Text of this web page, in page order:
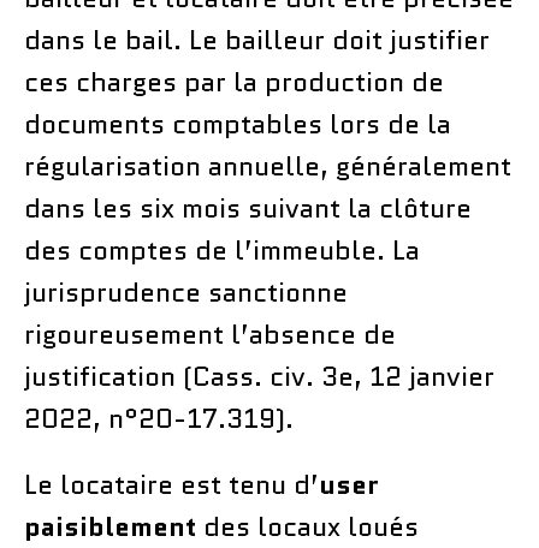
dans le bail. Le bailleur doit justifier
ces charges par la production de
documents comptables lors de la
régularisation annuelle, généralement
dans les six mois suivant la clôture
des comptes de l’immeuble. La
jurisprudence sanctionne
rigoureusement l’absence de
justification (Cass. civ. 3e, 12 janvier
2022, n°20-17.319).
Le locataire est tenu d’user
paisiblement des locaux loués